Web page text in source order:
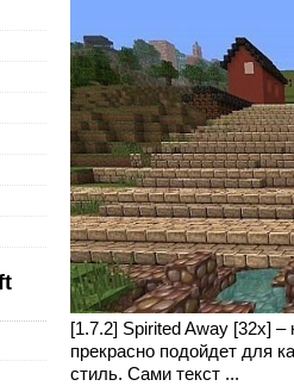
[1.7.2] Spirited Away [32x]
прекрасно подойдет для
стиль. Сами текст ...